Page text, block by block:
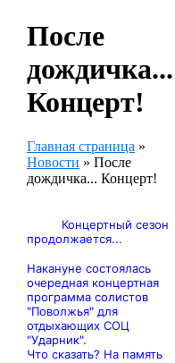
После
дождичка...
Концерт!
Главная страница »
Новости » После
дождичка... Концерт!
Концертный сезон
продолжается...
Накануне состоялась
очередная концертная
программа солистов
"Поволжья" для
отдыхающих СОЦ
"Ударник".
Что сказать? На память